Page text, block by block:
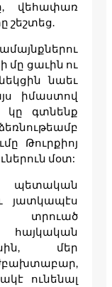
վեհափառ
մը ցաւին ու
նաեւ
իմաստով
կը գտնենք
Թուրքիոյ
մօտ:
յատկապէս
տրուած
մեր
ունենալ